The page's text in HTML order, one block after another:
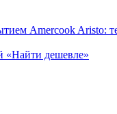
Amercook Aristo:
«Найти дешевле»